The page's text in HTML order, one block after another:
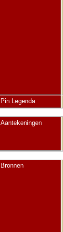
Pin Legenda
Aantekeningen
Bronnen